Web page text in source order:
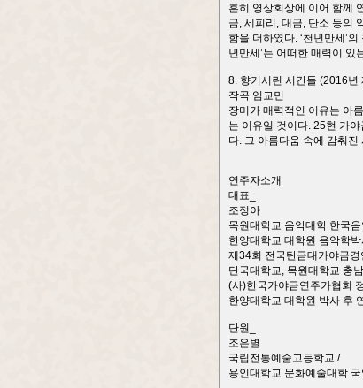
흔히 영상회상에 이어 함께
금, 세피리, 대금, 단소 등의
함을 더하였다. ‘천년만세’
년만세’는 어떠한 매력이 있
8. 향기서린 시간들 (2016년
작곡 임교민
장미가 매력적인 이유는 아
는 이유일 것이다. 25현 가
다. 그 아름다움 속에 감춰
연주자소개
대표_
조정아
목원대학교 음악대학 한국
한양대학교 대학원 음악학
제34회 전국탄금대가야금
단국대학교, 목원대학교 충
(사)한국가야금연주가협회
한양대학교 대학원 박사 후
단원_
조은별
국립전통예술고등학교 /
용인대학교 문화예술대학